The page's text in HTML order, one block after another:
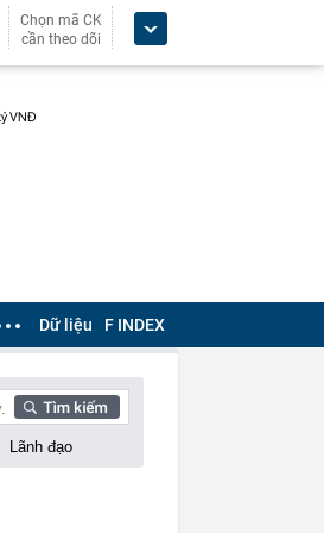
Chọn mã CK
cần theo dõi
Dữ liệu F INDEX
Lãnh đạo